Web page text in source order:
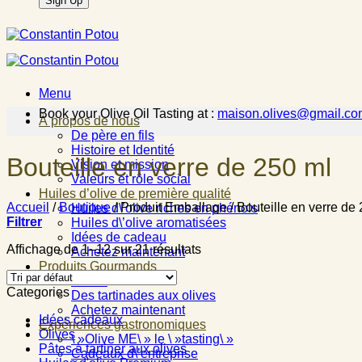
Menu
À propos de nous
De père en fils
Histoire et Identité
Vision et mission
Valeurs et rôle social
Huiles d’olive de première qualité
Huiles d\’olive riches en phénols
Huiles d\’olive aromatisées
Idées de cadeau
Achetez maintenant
Produits Gourmands
Olives
Des tartinades aux olives
Achetez maintenant
Expériences gastronomiques
\ »Olive ME\ » le \ »tasting\ »
Cadeaux d\’entreprise
Book your Olive Oil Tasting at :
Bouteille en verre de 250 ml
Accueil / Boutique /Produit Emballage/Bouteille en verre de
Filtrer
Affichage de 1–12 sur 21 résultats
Categories
Idées cadeaux
Olives
Pâtes à tartiner aux olives